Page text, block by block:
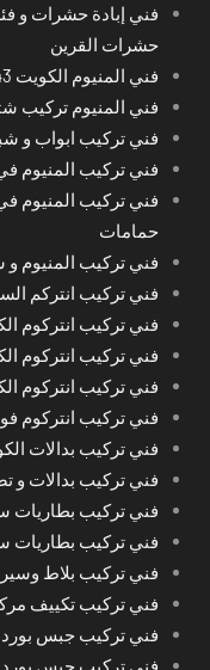
فني إبادة حشرات و
حشرات القرين
فني المنيوم الكويت 52227343
فني المنيوم تركيب
فني تركيب ابواب و
فني تركيب المنيوم
فني تركيب المنيوم
حمامات
فني تركيب المنيوم و
فني تركيب انتركم
فني تركيب انتركوم الكويت
فني تركيب انتركوم
فني تركيب انتركوم
فني تركيب انتركوم
فني تركيب بدالات الكويت
فني تركيب بدالات و
فني تركيب بطاريات
فني تركيب بطاريات
فني تركيب بلاط
فني تركيب تكييف
فني تركيب جبس بورد
فني تركيب جبس بورد